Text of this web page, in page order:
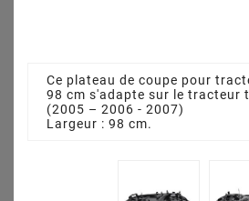
Ce plateau de coupe pour
98 cm s'adapte sur le tracteur
(2005 – 2006 - 2007)
Largeur : 98 cm.